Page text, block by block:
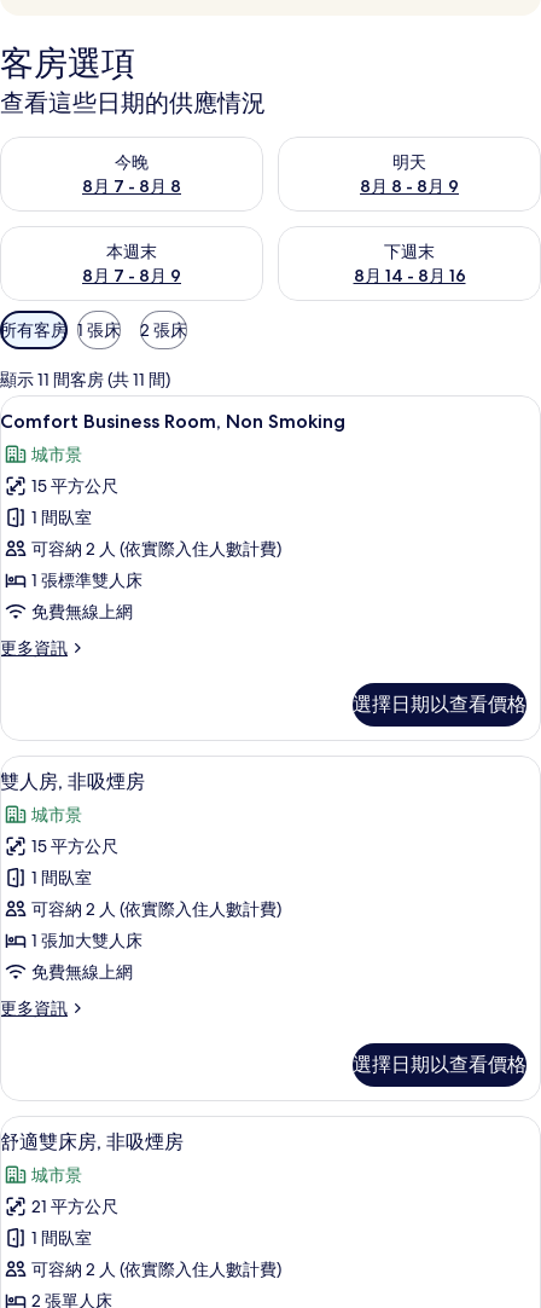
客房選項
查看這些日期的供應情況
今晚
8月 7 - 8月 8
查看今晚 (8月 7 - 8月 8) 的供應情況
明天
8月 8 - 8月 9
查看明天 (8月 8 - 8月 9) 的供
本週末
8月 7 - 8月 9
查看本週末 (8月 7 - 8月 9) 的供應情況
下週末
8月 14 - 8月 16
查看下週末 (8月 14 - 8月 16)
可
用
的
客
房
篩
選
條
件
所有客房 1 張床 2 張床
顯示 11 間客房 (共 11 間)
顯
示
Comfort
Business
Room,
Non
Smoking
的
所
片
Comfort Business Room, Non
6
Comfort Business Room, Non Smoking
城市景
15 平方公尺
1 間臥室
可容納 2 人 (依實際入住人數計費)
1 張標準雙人床
免費無線上網
更多資訊
更
Room,
Non
Smoking
詳
情
選擇日期以查看價格
顯
示
雙
人
房,
非
吸
煙
房
所
有
相
片
雙人房, 非吸煙房 | 客房內保險箱、書
6
雙人房, 非吸煙房
城市景
15 平方公尺
1 間臥室
可容納 2 人 (依實際入住人數計費)
1 張加大雙人床
免費無線上網
更多資訊
更
房,
非
吸
房
的
詳
情
選擇日期以查看價格
顯
示
舒
適
雙
床
舒適雙床房, 非吸煙房 | 客房內保險箱
6
舒適雙床房, 非吸煙房
城市景
21 平方公尺
1 間臥室
可容納 2 人 (依實際入住人數計費)
2 張單人床